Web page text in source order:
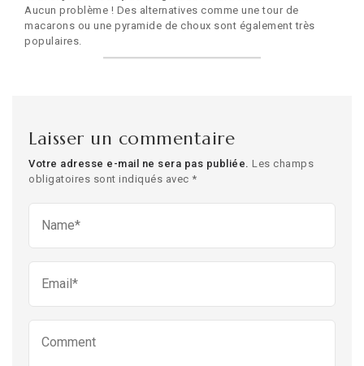
Aucun problème ! Des alternatives comme une tour de
macarons ou une pyramide de choux sont également très
populaires.
Laisser un commentaire
Votre adresse e-mail ne sera pas publiée. Les champs
obligatoires sont indiqués avec *